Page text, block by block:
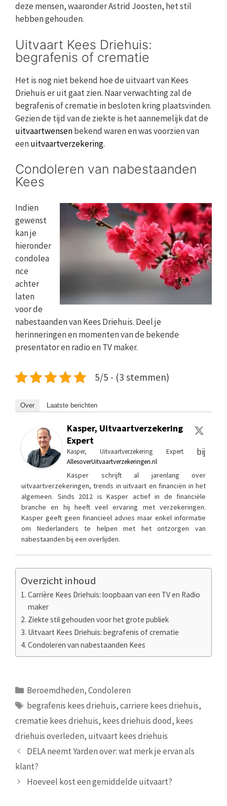
deze mensen, waaronder Astrid Joosten, het stil
hebben gehouden.
Uitvaart Kees Driehuis:
begrafenis of crematie
Het is nog niet bekend hoe de uitvaart van Kees
Driehuis er uit gaat zien. Naar verwachting zal de
begrafenis of crematie in besloten kring plaatsvinden.
Gezien de tijd van de ziekte is het aannemelijk dat de
uitvaartwensenbekend waren en was voorzien van
eenuitvaartverzekering.
Condoleren van nabestaanden
Kees
Indien
gewenst
kan je
hieronder
condolea
nce
achter
laten
voor de
nabestaanden van Kees Driehuis. Deel je
herinneringen en momenten van de bekende
presentator en radio en TV maker.
5/5 - (3 stemmen)
Over Laatste berichten
Kasper, Uitvaartverzekering
Expert
Kasper, Uitvaartverzekering Expertbij
AllesoverUitvaartverzekeringen.nl
Kasper schrijft al jarenlang over
uitvaartverzekeringen, trends in uitvaart en financiën in het
algemeen. Sinds 2012 is Kasper actief in de financiële
branche en hij heeft veel ervaring met verzekeringen.
Kasper geeft geen financieel advies maar enkel informatie
om Nederlanders te helpen met het ontzorgen van
nabestaanden bij een overlijden.
Overzicht inhoud
Carrière Kees Driehuis: loopbaan van een TV en Radio
maker
Ziekte stil gehouden voor het grote publiek
Uitvaart Kees Driehuis: begrafenis of crematie
Condoleren van nabestaanden Kees
Categorieën
Beroemdheden,Condoleren
Tags
begrafenis kees driehuis,carriere kees driehuis,
crematie kees driehuis, kees driehuis dood, kees
driehuis overleden, uitvaart kees driehuis
DELA neemt Yarden over: wat merk je ervan als
klant?
Hoeveel kost een gemiddelde uitvaart?